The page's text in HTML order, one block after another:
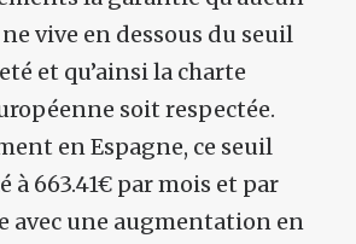
vive en dessous du seuil
et qu’ainsi la charte
soit respectée.
en Espagne, ce seuil
à 663.41€ par mois et par
avec une augmentation en